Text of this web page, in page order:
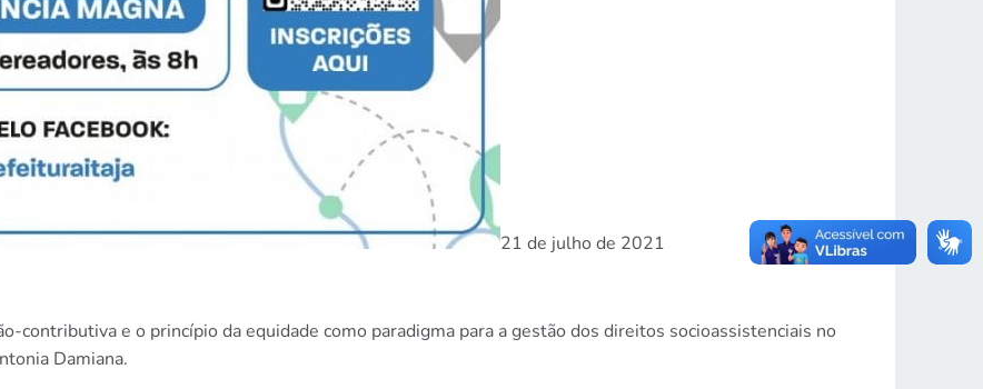
21 de julho de 2021
contributiva e o princípio da equidade como paradigma para a gestão dos direitos socioassistenciais no
Damiana.